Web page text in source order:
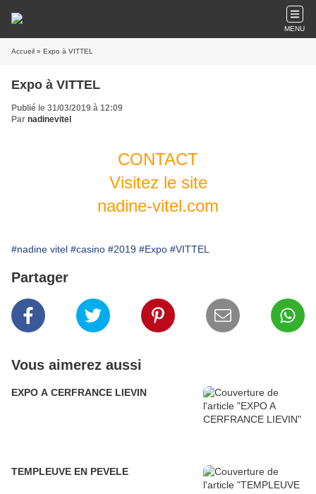
MENU
Accueil » Expo à VITTEL
Expo à VITTEL
Publié le 31/03/2019 à 12:09
Par nadinevitel
CONTACT
Visitez le site
nadine-vitel.com
#nadine vitel #casino #2019 #Expo #VITTEL
Partager
Vous aimerez aussi
EXPO A CERFRANCE LIEVIN
TEMPLEUVE EN PEVELE